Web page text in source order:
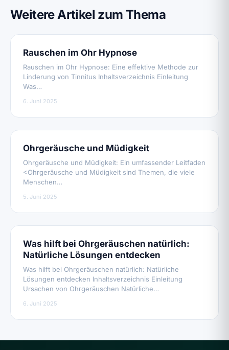
Weitere Artikel zum Thema
Rauschen im Ohr Hypnose
Rauschen im Ohr Hypnose: Eine effektive Methode zur
Linderung von Tinnitus Inhaltsverzeichnis Einleitung
Was…
6. Juni 2025
Ohrgeräusche und Müdigkeit
Ohrgeräusche und Müdigkeit: Ein umfassender Leitfaden
<Ohrgeräusche und Müdigkeit sind Themen, die viele
Menschen…
5. Juni 2025
Was hilft bei Ohrgeräuschen natürlich:
Natürliche Lösungen entdecken
Was hilft bei Ohrgeräuschen natürlich: Natürliche
Lösungen entdecken Inhaltsverzeichnis Einleitung
Ursachen von Ohrgeräuschen Natürliche…
6. Juni 2025